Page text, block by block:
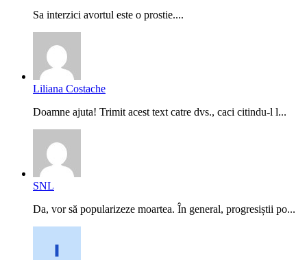
Sa interzici avortul este o prostie....
Liliana Costache
Doamne ajuta! Trimit acest text catre dvs., caci citindu-l l...
SNL
Da, vor să popularizeze moartea. În general, progresiștii po...